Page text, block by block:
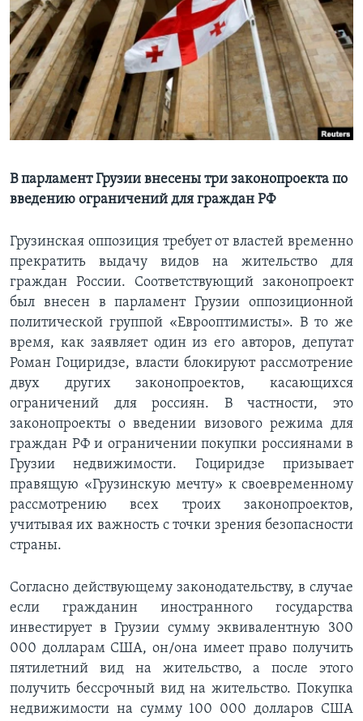
Learning English
СОЦИАЛЬНЫЕ СЕТИ
В парламент Грузии внесены три законопроекта по
введению ограничений для граждан РФ
Грузинская оппозиция требует от властей временно
прекратить выдачу видов на жительство для
граждан России. Соответствующий законопроект
был внесен в парламент Грузии оппозиционной
политической группой «Еврооптимисты». В то же
время, как заявляет один из его авторов, депутат
Роман Гоциридзе, власти блокируют рассмотрение
двух других законопроектов, касающихся
ограничений для россиян. В частности, это
законопроекты о введении визового режима для
граждан РФ и ограничении покупки россиянами в
Грузии недвижимости. Гоциридзе призывает
правящую «Грузинскую мечту» к своевременному
рассмотрению всех троих законопроектов,
учитывая их важность с точки зрения безопасности
страны.
Согласно действующему законодательству, в случае
если гражданин иностранного государства
инвестирует в Грузии сумму эквивалентную 300
000 долларам США, он/она имеет право получить
пятилетний вид на жительство, а после этого
получить бессрочный вид на жительство. Покупка
недвижимости на сумму 100 000 долларов США